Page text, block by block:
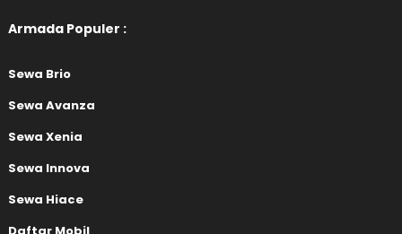
Armada Populer :
Sewa Brio
Sewa Avanza
Sewa Xenia
Sewa Innova
Sewa Hiace